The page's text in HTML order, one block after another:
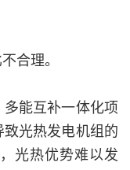
合理。
能互补一体化项
光热发电机组的
光热优势难以发